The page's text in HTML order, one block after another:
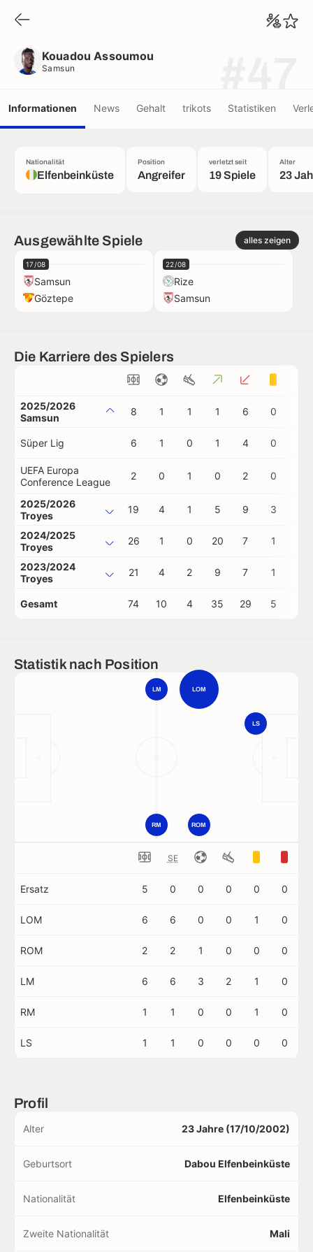
Kouadou Assoumou
Samsun
Informationen News Gehalt trikots Statistiken
Nationalität
Elfenbeinküste
Position
Angreifer
verletzt seit
19 Spiele
Alter
23
Ausgewählte Spiele alles zeigen
17/08
Samsun
Göztepe
22/08
Rize
Samsun
Die Karriere des Spielers
2025/2026
Samsun
8 1 1 1 6 0
Süper Lig 6 1 0 1 4 0
UEFA Europa
Conference League
2 0 1 0 2 0
2025/2026
Troyes
19 4 1 5 9 3
2024/2025
Troyes
26 1 0 20 7 1
2023/2024
Troyes
21 4 2 9 7 1
Gesamt 74 10 4 35 29 5
Statistik nach Position
LOM
LM
ROM
RM
LS
SE
Ersatz 5 0 0 0 0 0
LOM 6 6 0 0 1 0
ROM 2 2 1 0 0 0
LM 6 6 3 2 1 0
RM 1 1 0 0 1 0
LS 1 1 0 0 0 0
Profil
Alter 23 Jahre (17/10/2002)
Geburtsort Dabou Elfenbeinküste
Nationalität Elfenbeinküste
Zweite Nationalität Mali